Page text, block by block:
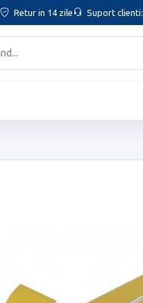
Retur in 14 zile Suport clienti: